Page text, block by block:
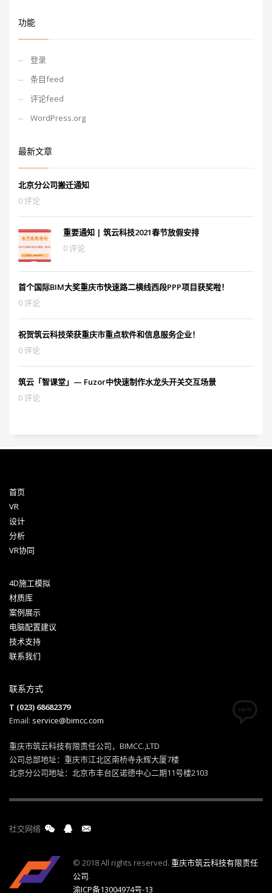
功能
登录
条目feed
评论feed
WordPress.org
最新文章
北京分公司搬迁通知
0 评论
重要通知 | 筑云科技2021春节放假安排
0 评论
首个国际BIM大奖重庆市快速路二横线西段PPP项目获奖啦！
0 评论
祝贺筑云科技荣获重庆市重点软件和信息服务企业！
0 评论
筑云「智课堂」— Fuzor中快速制作水龙头开关交互场景
0 评论
首页
VR
设计
分析
VR协同
4D施工模拟
材质库
案例展示
电脑配置建议
技术支持
联系我们
联系方式
T (023) 68682379
Email: service@bimcc.com
重庆市筑云科技有限责任公司，BIMCC.,LTD
公司总部地址：重庆市江北区南桥寺永辉大厦7楼
北京分公司地址：北京市丰台区诺德中心二期11号楼2103
社交网络
© 2018 All rights reserved. 重庆市筑云科技有限责任
公司.
渝ICP备13004974号-13